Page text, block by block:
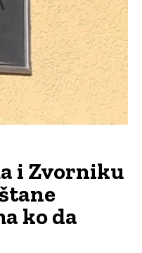
i Zvorniku
ko da